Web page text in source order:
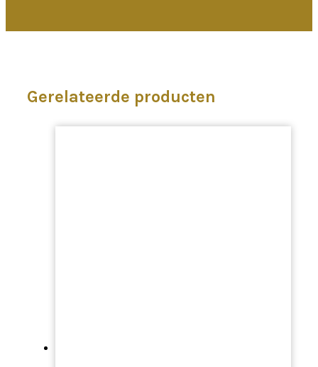
Gerelateerde producten